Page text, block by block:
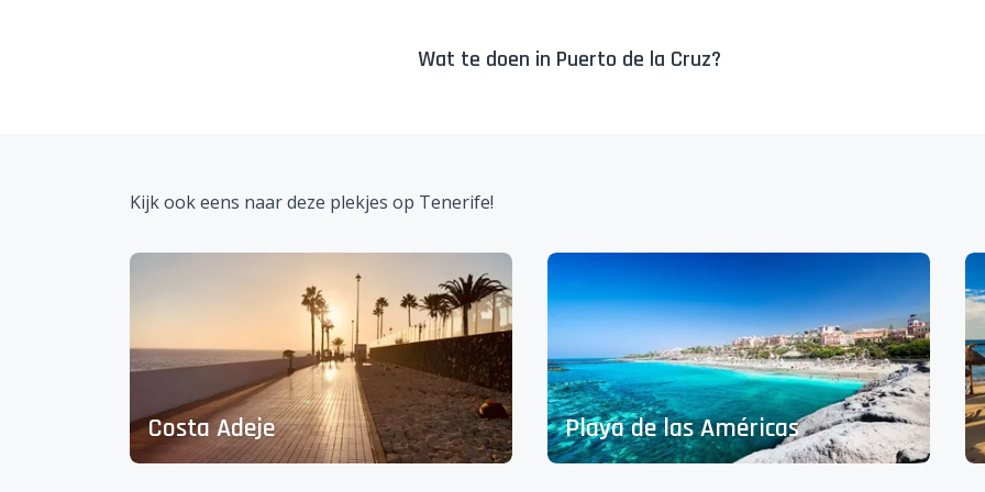
Wat te doen in Puerto de la Cruz?
Kijk ook eens naar deze plekjes op Tenerife!
Costa Adeje Playa de las Américas